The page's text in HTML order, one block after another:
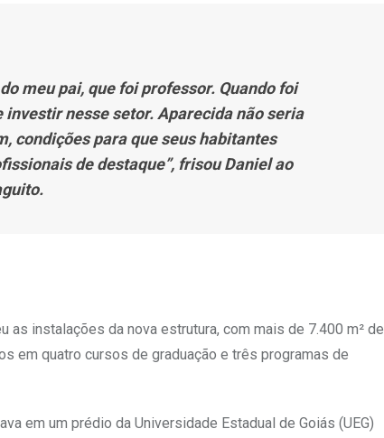
meu pai, que foi professor. Quando foi
nesse setor. Aparecida não seria
condições para que seus habitantes
de destaque”, frisou Daniel ao
as instalações da nova estrutura, com mais de 7.400 m² de
em quatro cursos de graduação e três programas de
em um prédio da Universidade Estadual de Goiás (UEG)